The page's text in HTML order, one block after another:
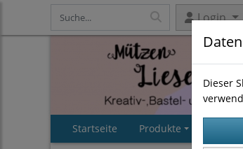
Login
Startseite Produkte
Dieser